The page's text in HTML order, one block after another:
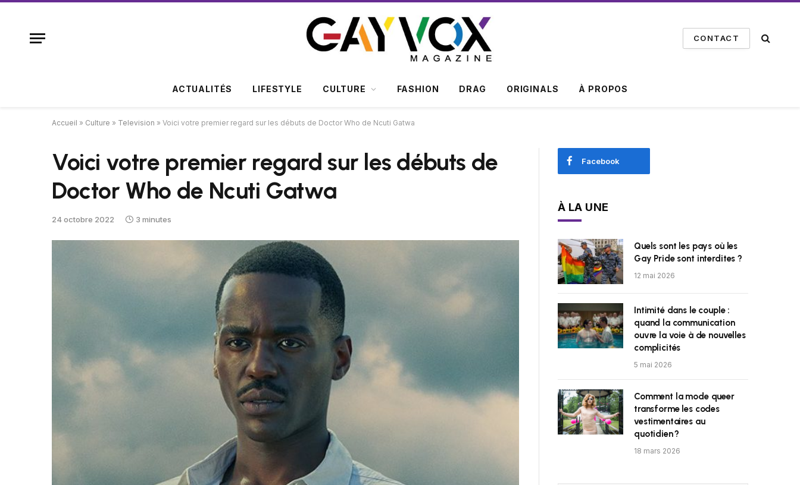
CONTACT
ACTUALITÉS LIFESTYLE CULTURE FASHION DRAG ORIGINALS À PROPOS
Accueil » Culture » Television » Voici votre premier regard sur les débuts de Doctor Who de Ncuti Gatwa
Voici votre premier regard sur les débuts de
Doctor Who de Ncuti Gatwa
24 octobre 2022 3 minutes
Facebook
À LA UNE
Quels sont les pays où les
Gay Pride sont interdites ?
12 mai 2026
Intimité dans le couple :
quand la communication
ouvre la voie à de nouvelles
complicités
5 mai 2026
Comment la mode queer
transforme les codes
vestimentaires au
quotidien ?
18 mars 2026